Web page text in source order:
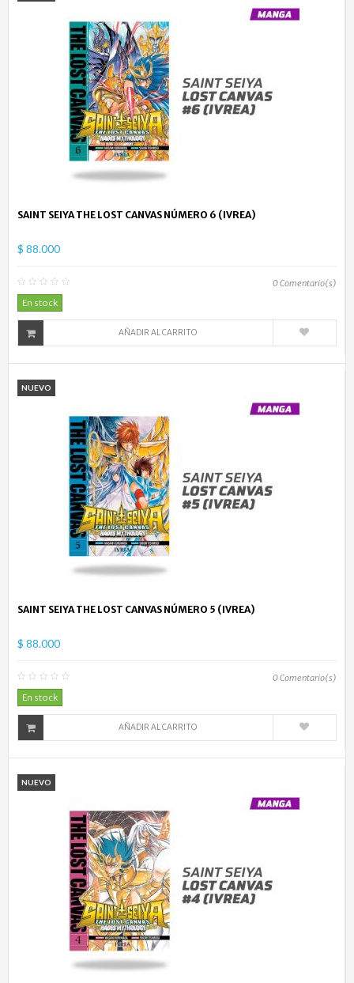
SAINT SEIYA THE LOST CANVAS NÚMERO 6 (IVREA)
$ 88.000
0Comentario(s)
En stock
AÑADIR AL CARRITO
NUEVO
SAINT SEIYA THE LOST CANVAS NÚMERO 5 (IVREA)
$ 88.000
0Comentario(s)
En stock
AÑADIR AL CARRITO
NUEVO